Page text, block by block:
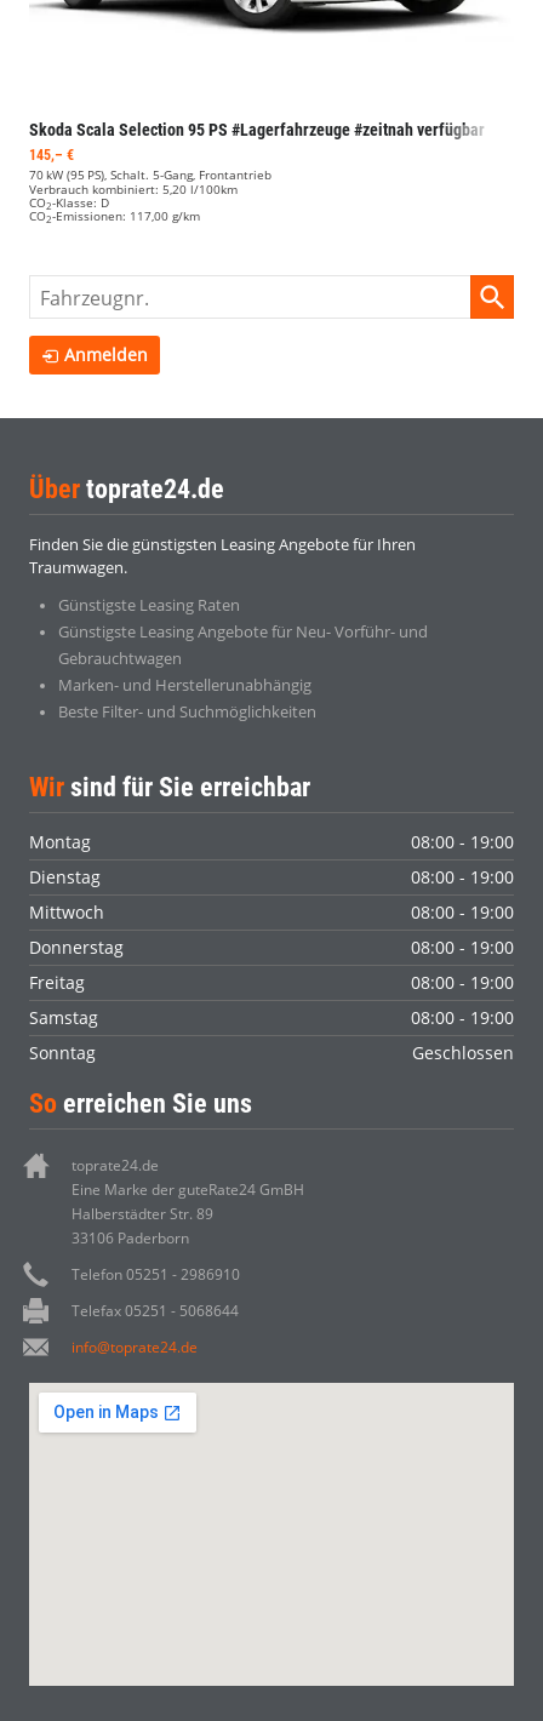
Skoda Scala Selection 95 PS #Lagerfahrzeuge #zeitnah verfügbar
145,– €
70 kW (95 PS), Schalt. 5-Gang, Frontantrieb
Verbrauch kombiniert: 5,20 l/100km
CO2-Klasse: D
CO2-Emissionen: 117,00 g/km
Fahrzeugnr.
Anmelden
Über toprate24.de
Finden Sie die günstigsten Leasing Angebote für Ihren
Traumwagen.
Günstigste Leasing Raten
Günstigste Leasing Angebote für Neu- Vorführ- und
Gebrauchtwagen
Marken- und Herstellerunabhängig
Beste Filter- und Suchmöglichkeiten
Wir sind für Sie erreichbar
Montag
08:00 - 19:00
Dienstag
08:00 - 19:00
Mittwoch
08:00 - 19:00
Donnerstag
08:00 - 19:00
Freitag
08:00 - 19:00
Samstag
08:00 - 19:00
Sonntag
Geschlossen
So erreichen Sie uns
toprate24.de
Eine Marke der guteRate24 GmBH
Halberstädter Str. 89
33106 Paderborn
Telefon 05251 - 2986910
Telefax 05251 - 5068644
info@toprate24.de